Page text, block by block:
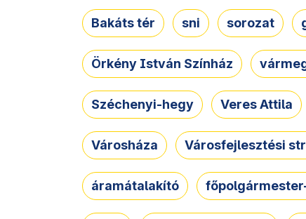
Bakáts tér sni sorozat
Örkény István Színház
Széchenyi-hegy Veres Attila
Városháza Városfejlesztési
áramátalakító